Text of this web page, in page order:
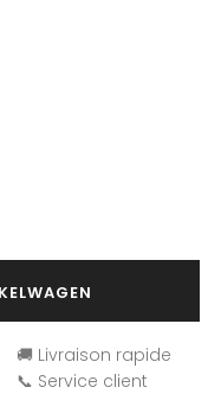
🚚 Livraison rapide
📞 Service client